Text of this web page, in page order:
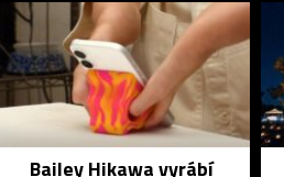
Bailey Hikawa vyrábí